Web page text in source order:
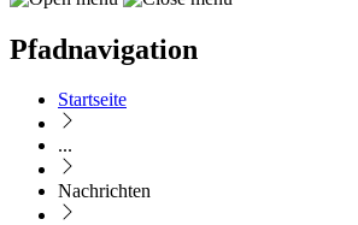
Pfadnavigation
Startseite
...
Nachrichten